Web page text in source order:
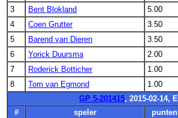
3
Bent Blokland 5.00
4
Coen Grutter 3.50
5
Barend van Dieren 3.50
6
Yorick Duursma 2.00
7
Roderick Botticher 1.00
8
Tom van Egmond 1.00
GP 5-201415, 2015-02-14,
#
speler punten